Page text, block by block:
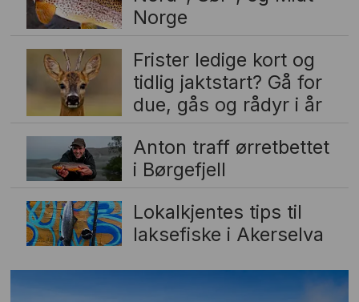
Norge
Frister ledige kort og
tidlig jaktstart? Gå for
due, gås og rådyr i år
Anton traff ørretbettet
i Børgefjell
Lokalkjentes tips til
laksefiske i Akerselva